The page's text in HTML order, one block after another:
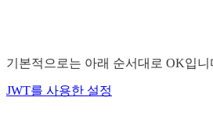
기본적으로는 아래 순서대로 OK입니
JWT를 사용한 설정